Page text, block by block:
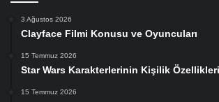
3 Ağustos 2026
Clayface Filmi Konusu ve Oyuncuları
15 Temmuz 2026
Star Wars Karakterlerinin Kişilik
15 Temmuz 2026